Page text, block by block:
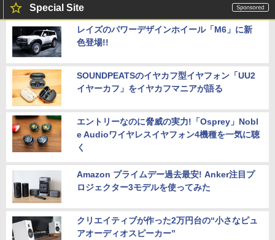
Special Site
レイズのパワーデザインホイール「M6」に新
色登場!!
SOUNDPEATSのイヤカフ型イヤフォン「UU2
イヤーカフ」をイヤカフマニアが語る
エントリーなのに脅威の実力!「Osprey」Nobl
e Audioワイヤレスイヤフォン4機種を一気に聴
く
Amazon プライムデー過去最安! Anker注目プ
ロジェクター3モデルを使ってみた
クリエイティブが作った2万円台の“小さなピュ
アオーディオスピーカー”